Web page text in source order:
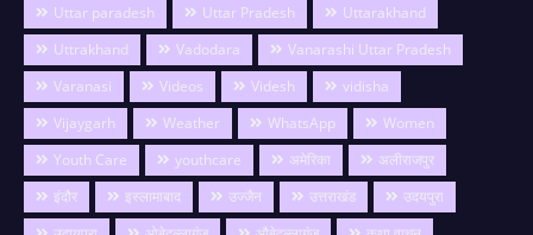
Uttar paradesh
Uttar Pradesh
Uttarakhand
Uttrakhand
Vadodara
Vanarashi Uttar Pradesh
Varanasi
Videos Videsh
vidisha
Vijaygarh
Weather WhatsApp
Women
Youth Care
youthcare अमेरिका
अलीराजपुर
इंदौर
इस्लामाबाद उज्जैन उत्तराखंड
उदयपुरा